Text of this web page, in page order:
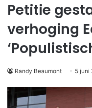
Petitie
verhoging
Randy Beaumont 5 juni